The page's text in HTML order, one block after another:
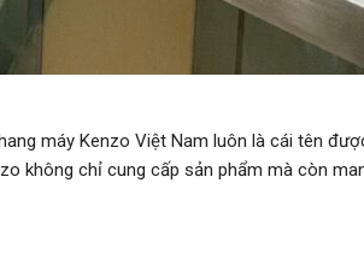
máy Kenzo Việt Nam luôn là cái tên
không chỉ cung cấp sản phẩm mà còn